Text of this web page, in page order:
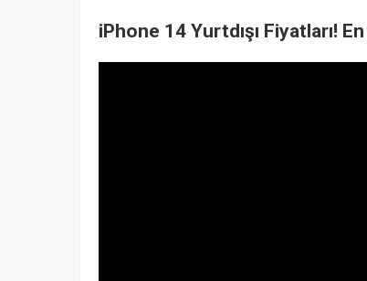
iPhone 14 Yurtdışı Fiyatları!